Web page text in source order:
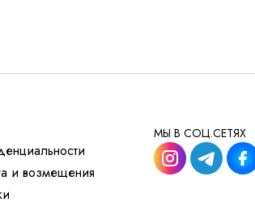
и возмещения
МЫ В СОЦ.СЕТЯХ